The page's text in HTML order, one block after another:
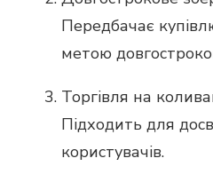
Передбачає
метою
Торгівля на
Підходить для
користувачів.